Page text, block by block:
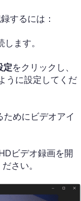
するには：
ます。
定をクリックし、
うに設定してくだ
めにビデオアイ
ビデオ録画を開
さい。